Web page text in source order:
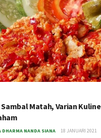
Matah, Varian
DHARMA NANDA SIANA 18 JANUARI 2021